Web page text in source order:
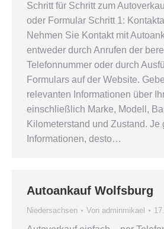
Schritt für Schritt zum
oder Formular Schritt 1:
Nehmen Sie Kontakt mit
entweder durch Anrufen der
Telefonnummer oder durch
Formulars auf der Website.
relevanten Informationen über
einschließlich Marke, Modell,
Kilometerstand und Zustand. Je
Informationen, desto…
Autoankauf Wolfsburg
Niedersachsen Von adminmikael